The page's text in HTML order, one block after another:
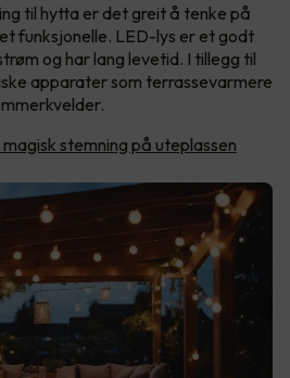
til hytta er det greit å tenke på
funksjonelle. LED-lys er et godt
og har lang levetid. I tillegg til
apparater som terrassevarmere
magisk stemning på uteplassen